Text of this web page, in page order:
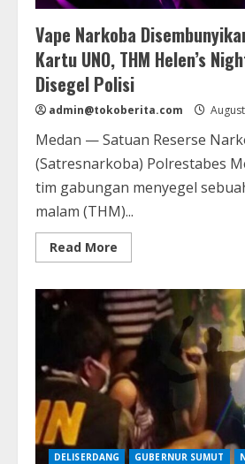
Vape Narkoba
Kartu UNO, THM Helen’s
Disegel Polisi
admin@tokoberita.com
Medan — Satuan Reserse
(Satresnarkoba) Polrestabes
tim gabungan menyegel
malam (THM)...
Read More
more
Narkoba
Disembunyikan
di
Kotak
Kartu
UNO,
THM
Helen’s
Night
Mart
Medan
Disegel
Polisi
DELISERDANG GUBERNUR SUMUT